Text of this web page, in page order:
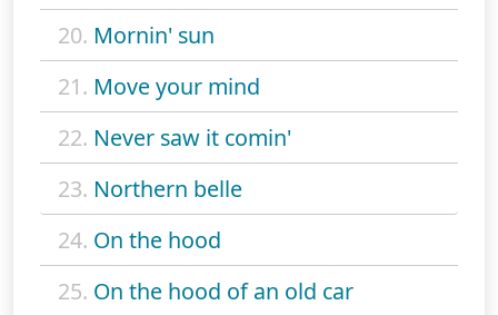
20. Mornin' sun
21. Move your mind
22. Never saw it comin'
23. Northern belle
24. On the hood
25. On the hood of an old car